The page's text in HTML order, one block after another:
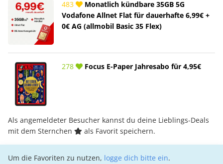
483
Monatlich kündbare 35GB 5G
Vodafone Allnet Flat für dauerhafte 6,99€ +
0€ AG (allmobil Basic 35 Flex)
278 Focus E-Paper Jahresabo für 4,95€
Als angemeldeter Besucher kannst du deine Lieblings-Deals
mit dem Sternchen
als Favorit speichern.
Um die Favoriten zu nutzen, logge dich bitte ein.